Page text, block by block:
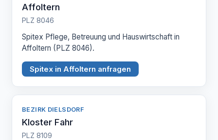
Affoltern
PLZ 8046
Spitex Pflege, Betreuung und Hauswirtschaft in
Affoltern (PLZ 8046).
Spitex in Affoltern anfragen
BEZIRK DIELSDORF
Kloster Fahr
PLZ 8109